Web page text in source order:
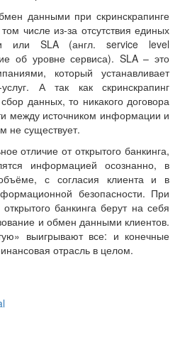
данными при скринскрапинге
числе из-за отсутствия единых
или SLA (англ. service level
об уровне сервиса). SLA – это
который устанавливает
А так как скринскрапинг
данных, то никакого договора
между источником информации и
не существует.
отличие от открытого банкинга,
информацией осознанно, в
с согласия клиента и в
безопасности. При
банкинга берут на себя
и обмен данными клиентов.
выигрывают все: и конечные
отрасль в целом.